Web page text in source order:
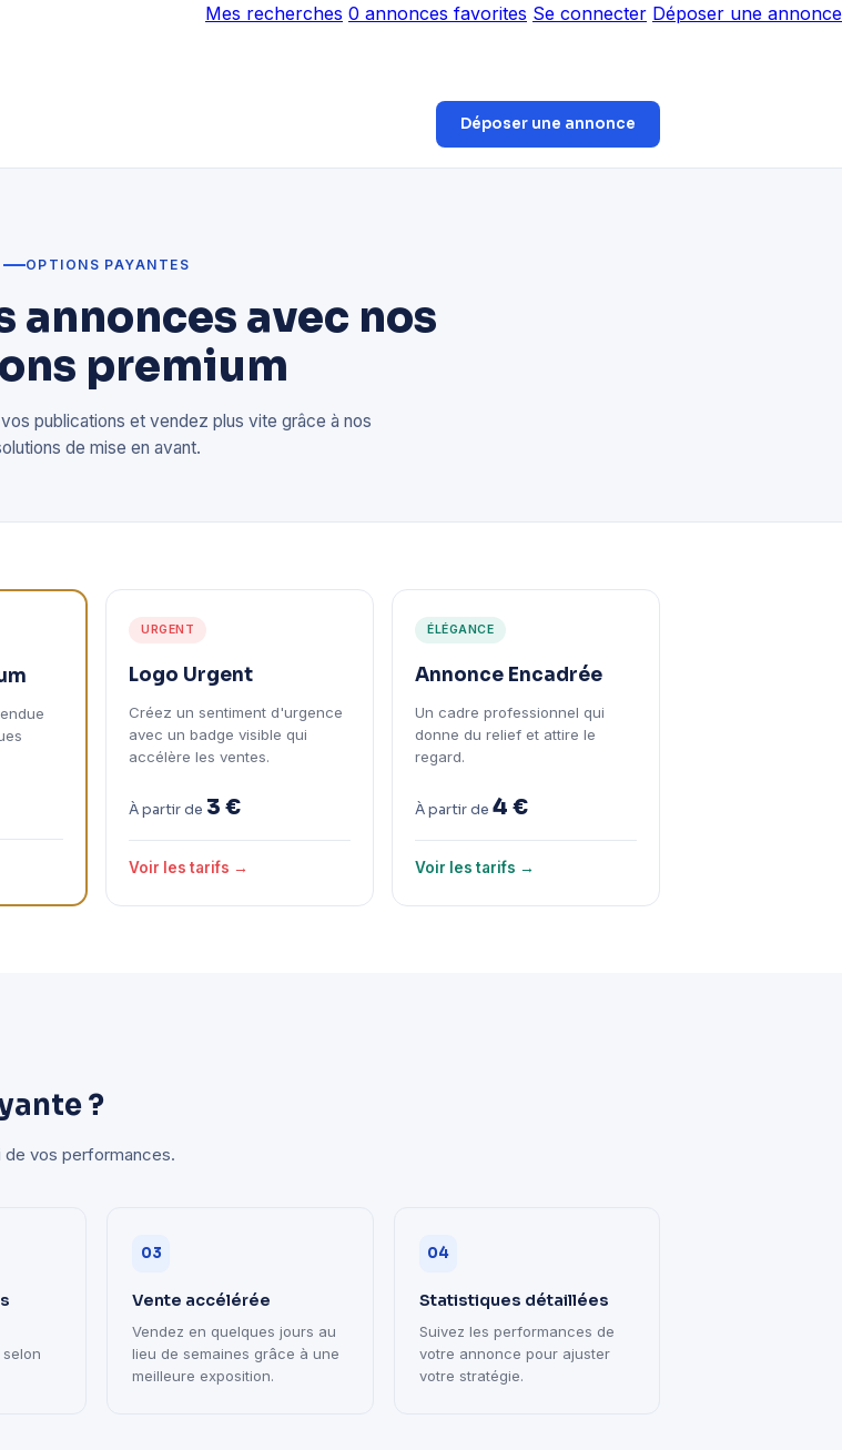
Mes recherches 0 annonces favorites Se connecter Déposer une annonce
Déposer une annonce
OPTIONS PAYANTES
annonces avec nos
premium
publications et vendez plus vite grâce à nos
de mise en avant.
URGENT
Logo Urgent
Créez un sentiment d'urgence
avec un badge visible qui
accélère les ventes.
À partir de 3 €
Voir les tarifs →
ÉLÉGANCE
Annonce Encadrée
Un cadre professionnel qui
donne du relief et attire le
regard.
À partir de 4 €
Voir les tarifs →
?
de vos performances.
03
Vente accélérée
Vendez en quelques jours au
lieu de semaines grâce à une
meilleure exposition.
04
Statistiques détaillées
Suivez les performances de
votre annonce pour ajuster
votre stratégie.